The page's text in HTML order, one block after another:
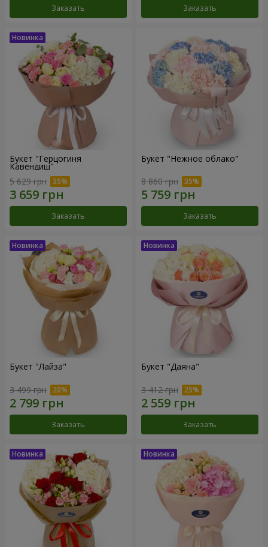
Заказать Заказать
Букет "Герцогиня
Кавендиш"
5 629 грн
Заказать
Букет "Нежное облако"
8 860 грн
Заказать
Букет "Лайза"
3 499 грн
Заказать
Букет "Даяна"
3 412 грн
Заказать